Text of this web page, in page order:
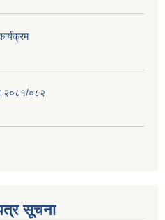
२०८१/०८२
सूचना